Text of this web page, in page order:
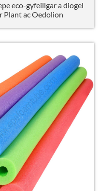
eco-gyfeillgar a diogel
Plant ac Oedolion